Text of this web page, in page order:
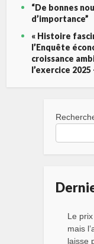
“De bonnes
d’importance”
« Histoire
l’Enquête
croissance
l’exercice 2025
Le prix
mais
laisse